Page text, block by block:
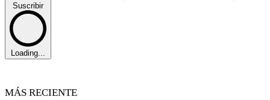
Suscribir
Loading...
MÁS RECIENTE